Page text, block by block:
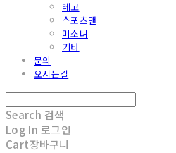
레고
스포츠맨
미소녀
기타
문의
오시는길
Search 검색
Log In 로그인
Cart장바구니